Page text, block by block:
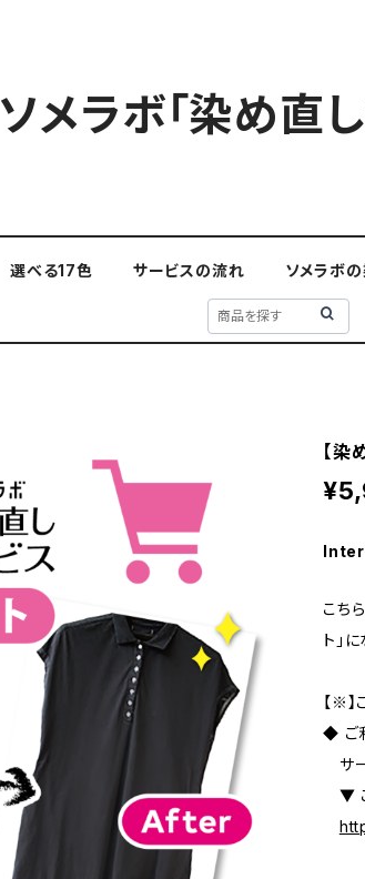
ソメラボ「染め直
選べる17色 サービスの流れ ソメラボ
【
こち
ト」
【※
◆ ご
サ
▼